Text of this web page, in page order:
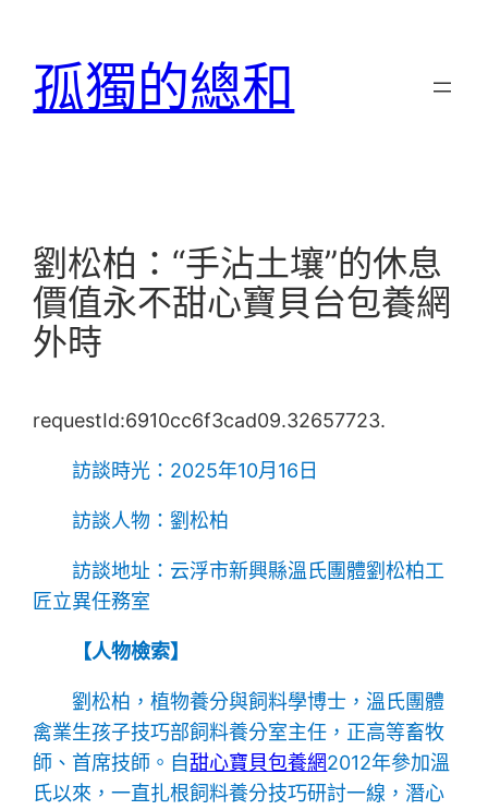
孤獨的總和
劉松柏：“手沾土壤”的休息
價值永不甜心寶貝台包養網
外時
requestId:6910cc6f3cad09.32657723.
訪談時光：2025年10月16日
訪談人物：劉松柏
訪談地址：云浮市新興縣溫氏團體劉松柏工
匠立異任務室
【人物檢索】
劉松柏，植物養分與飼料學博士，溫氏團體
禽業生孩子技巧部飼料養分室主任，正高等畜牧
師、首席技師。自甜心寶貝包養網2012年參加溫
氏以來，一直扎根飼料養分技巧研討一線，潛心